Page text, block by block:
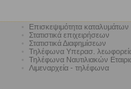
Επισκεψιμότητα καταλυμάτων
Στατιστικά επιχειρήσεων
Στατιστικά Διαφημίσεων
Τηλέφωνα Υπερασ.
Τηλέφωνα Ναυτιλιακών
Λιμεναρχεία - τηλέφωνα